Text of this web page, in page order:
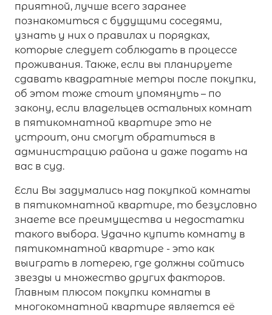
приятной, лучше всего заранее
познакомиться с будущими соседями,
узнать у них о правилах и порядках,
которые следует соблюдать в процессе
проживания. Также, если вы планируете
сдавать квадратные метры после покупки,
об этом тоже стоит упомянуть – по
закону, если владельцев остальных комнат
в пятикомнатной квартире это не
устроит, они смогут обратиться в
администрацию района и даже подать на
вас в суд.
Если Вы задумались над покупкой комнаты
в пятикомнатной квартире, то безусловно
знаете все преимущества и недостатки
такого выбора. Удачно купить комнату в
пятикомнатной квартире - это как
выиграть в лотерею, где должны сойтись
звезды и множество других факторов.
Главным плюсом покупки комнаты в
многокомнатной квартире является её